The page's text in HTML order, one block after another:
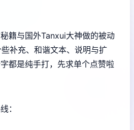
籍与国外Tanxui大神做的被动
补充、和谐文本、说明与扩
都是纯手打，先求单个点赞啦
：